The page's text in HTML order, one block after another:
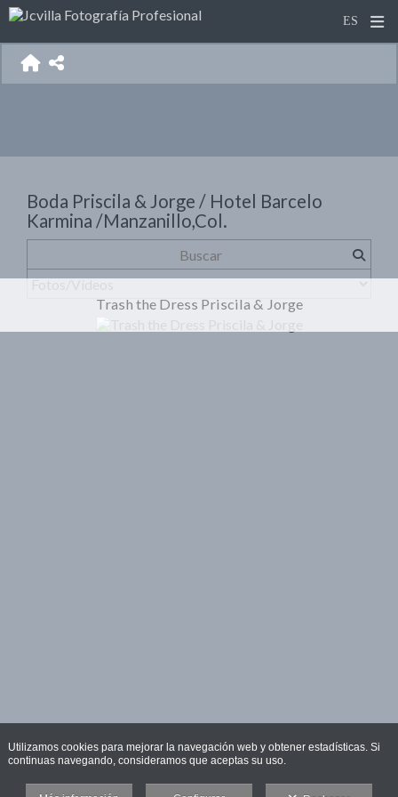
Boda Priscila & Jorge / Hotel Barcelo
Karmina /Manzanillo,Col.
Trash the Dress Priscila & Jorge
Utilizamos cookies para mejorar la navegación web y obtener estadísticas. Si
continuas navegando, consideramos que aceptas su uso.